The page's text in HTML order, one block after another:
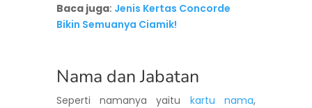
Baca juga: Jenis Kertas Concorde
Bikin Semuanya Ciamik!
Nama dan Jabatan
Seperti namanya yaitu kartu nama,